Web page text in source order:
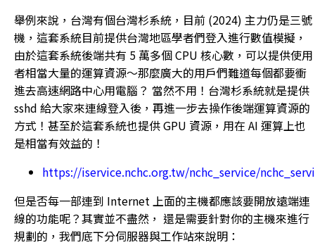
舉例來說，台灣有個台灣杉系統，目前 (2024) 主力仍是三號
機，這套系統目前提供台灣地區學者們登入進行數值模擬，
由於這套系統後端共有 5 萬多個 CPU 核心數，可以提供使用
者相當大量的運算資源～那麼廣大的用戶們難道每個都要衝
進去高速網路中心用電腦？ 當然不用！台灣杉系統就是提供
sshd 給大家來連線登入後，再進一步去操作後端運算資源的
方式！甚至於這套系統也提供 GPU 資源，用在 AI 運算上也
是相當有效益的！
https://iservice.nchc.org.tw/nchc_service/
但是否每一部連到 Internet 上面的主機都應該要開放遠端連
線的功能呢？其實並不盡然， 還是需要針對你的主機來進行
規劃的，我們底下分伺服器與工作站來說明：